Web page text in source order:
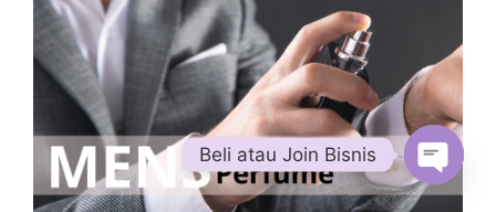
Beli atau Join Bisnis
Open